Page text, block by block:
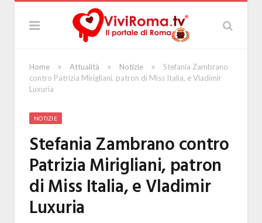
Home » Attualità » Notizie »
Stefania Zambrano
contro Patrizia Mirigliani, patron di Miss Italia, e Vladimir
Luxuria
NOTIZIE
Stefania Zambrano contro
Patrizia Mirigliani, patron
di Miss Italia, e Vladimir
Luxuria